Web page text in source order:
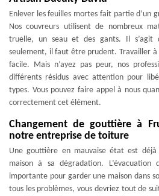
Enlever les feuilles mortes fait partie d’un
Nos couvreurs utilisent de nombreux
truelle, un seau et des gants. Il s’agit
seulement, il faut être prudent. Travailler à
facile. Mais n’ayez pas peur, nos
différents résidus avec attention pour
types. Vous pouvez faire appel à nous
correctement cet élément.
Changement de gouttière à
notre entreprise de toiture
Une gouttière en mauvaise état est
maison à sa dégradation.
importante pour garder une maison dans
tous les problèmes, vous devriez tout de